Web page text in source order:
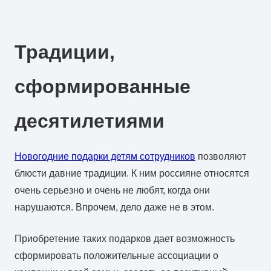
Традиции,
сформированные
десятилетиями
Новогодние подарки детям сотрудников позволяют
блюсти давние традиции. К ним россияне относятся
очень серьезно и очень не любят, когда они
нарушаются. Впрочем, дело даже не в этом.
Приобретение таких подарков дает возможность
сформировать положительные ассоциации о